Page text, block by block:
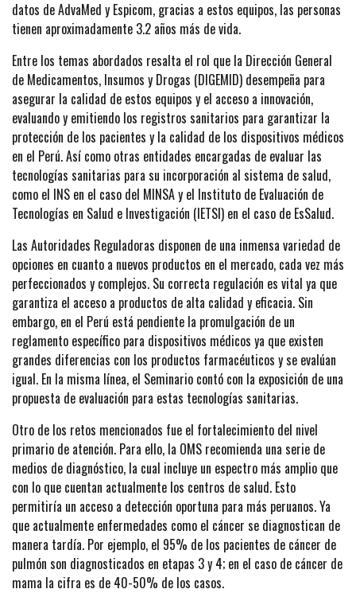
datos de AdvaMed y Espicom, gracias a estos equipos, las personas
tienen aproximadamente 3.2 años más de vida.
Entre los temas abordados resalta el rol que la Dirección General
de Medicamentos, Insumos y Drogas (DIGEMID) desempeña para
asegurar la calidad de estos equipos y el acceso a innovación,
evaluando y emitiendo los registros sanitarios para garantizar la
protección de los pacientes y la calidad de los dispositivos médicos
en el Perú. Así como otras entidades encargadas de evaluar las
tecnologías sanitarias para su incorporación al sistema de salud,
como el INS en el caso del MINSA y el Instituto de Evaluación de
Tecnologías en Salud e Investigación (IETSI) en el caso de EsSalud.
Las Autoridades Reguladoras disponen de una inmensa variedad de
opciones en cuanto a nuevos productos en el mercado, cada vez más
perfeccionados y complejos. Su correcta regulación es vital ya que
garantiza el acceso a productos de alta calidad y eficacia. Sin
embargo, en el Perú está pendiente la promulgación de un
reglamento específico para dispositivos médicos ya que existen
grandes diferencias con los productos farmacéuticos y se evalúan
igual. En la misma línea, el Seminario contó con la exposición de una
propuesta de evaluación para estas tecnologías sanitarias.
Otro de los retos mencionados fue el fortalecimiento del nivel
primario de atención. Para ello, la OMS recomienda una serie de
medios de diagnóstico, la cual incluye un espectro más amplio que
con lo que cuentan actualmente los centros de salud. Esto
permitiría un acceso a detección oportuna para más peruanos. Ya
que actualmente enfermedades como el cáncer se diagnostican de
manera tardía. Por ejemplo, el 95% de los pacientes de cáncer de
pulmón son diagnosticados en etapas 3 y 4; en el caso de cáncer de
mama la cifra es de 40-50% de los casos.